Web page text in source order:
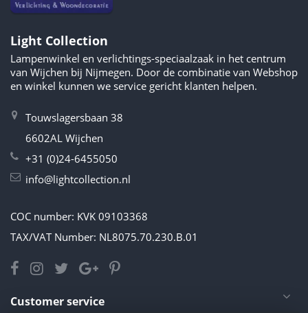
Light Collection
Lampenwinkel en verlichtings-speciaalzaak in het centrum
van Wijchen bij Nijmegen. Door de combinatie van Webshop
en winkel kunnen we service gericht klanten helpen.
Touwslagersbaan 38
6602AL Wijchen
+31 (0)24-6455050
info@lightcollection.nl
COC number: KVK 09103368
TAX/VAT Number: NL8075.70.230.B.01
Customer service